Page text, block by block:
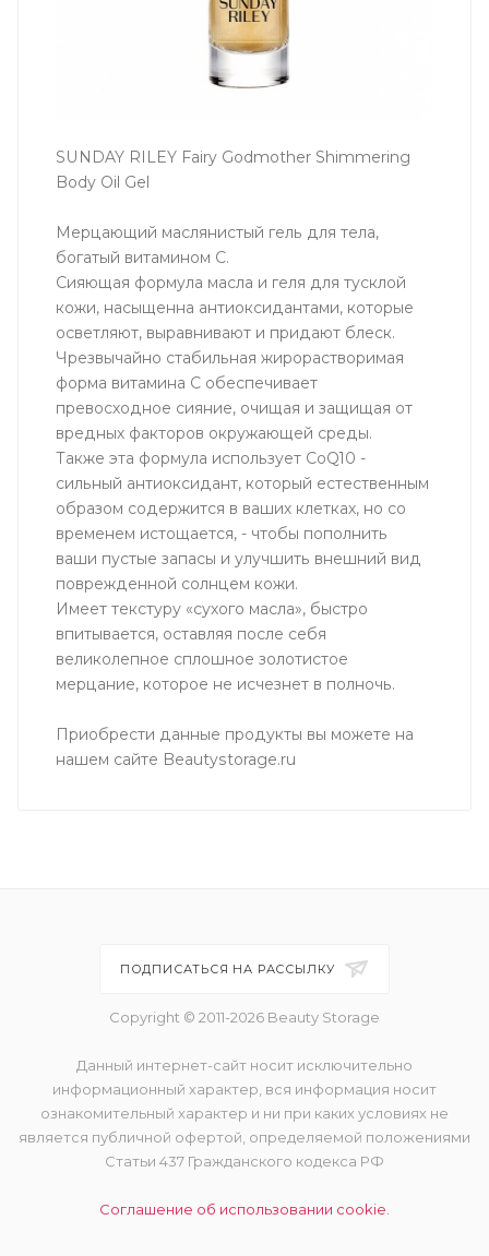
SUNDAY RILEY Fairy Godmother Shimmering
Body Oil Gel
Мерцающий маслянистый гель для тела,
богатый витамином С.
Сияющая формула масла и геля для тусклой
кожи, насыщенна антиоксидантами, которые
осветляют, выравнивают и придают блеск.
Чрезвычайно стабильная жирорастворимая
форма витамина С обеспечивает
превосходное сияние, очищая и защищая от
вредных факторов окружающей среды.
Также эта формула использует CoQ10 -
сильный антиоксидант, который естественным
образом содержится в ваших клетках, но со
временем истощается, - чтобы пополнить
ваши пустые запасы и улучшить внешний вид
поврежденной солнцем кожи.
Имеет текстуру «сухого масла», быстро
впитывается, оставляя после себя
великолепное сплошное золотистое
мерцание, которое не исчезнет в полночь.
Приобрести данные продукты вы можете на
нашем сайте Beautystorage.ru
ПОДПИСАТЬСЯ НА РАССЫЛКУ
Copyright © 2011-2026 Beauty Storage
Данный интернет-сайт носит исключительно
информационный характер, вся информация носит
ознакомительный характер и ни при каких условиях не
является публичной офертой, определяемой положениями
Статьи 437 Гражданского кодекса РФ
Соглашение об использовании cookie.